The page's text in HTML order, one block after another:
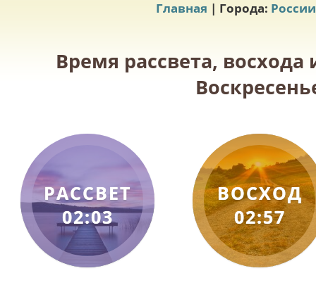
Главная | Города: России
Время рассвета,
РАССВЕТ
02:03
ВОСХОД
02:57